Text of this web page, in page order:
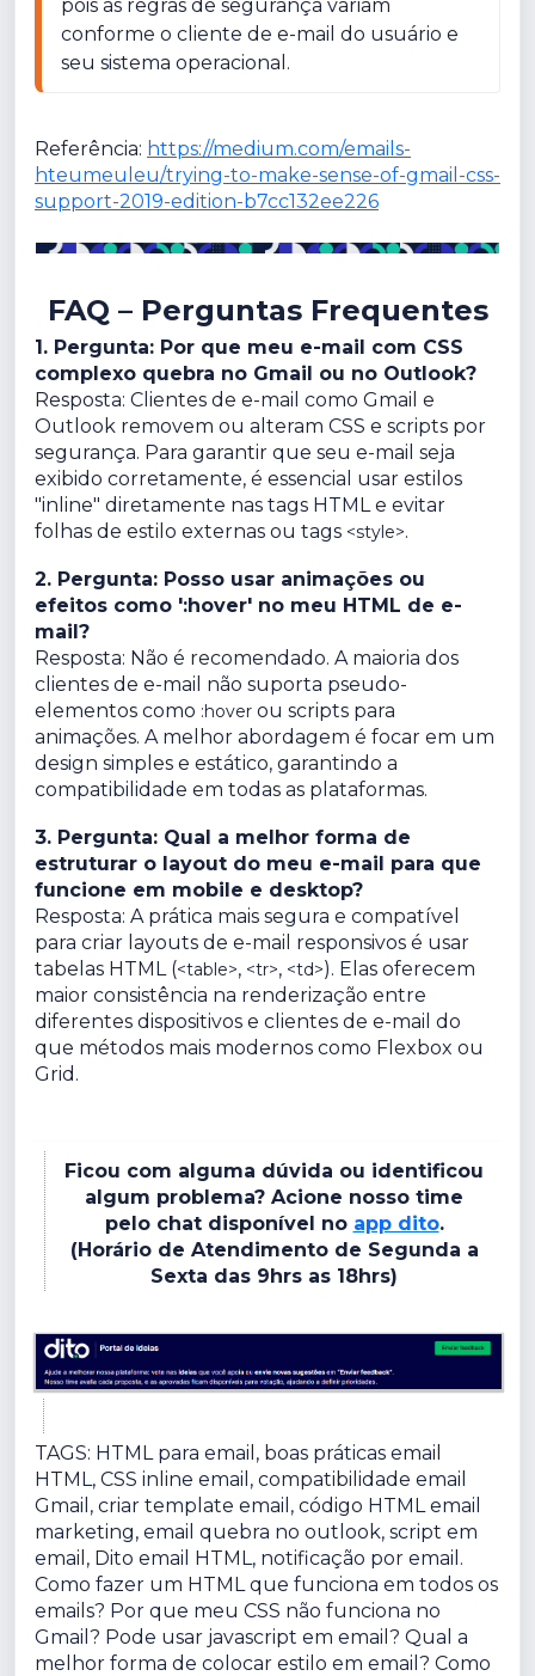
pois as regras de segurança variam
conforme o cliente de e-mail do usuário e
seu sistema operacional.
Referência: https://medium.com/emails-
hteumeuleu/trying-to-make-sense-of-gmail-css-
support-2019-edition-b7cc132ee226
FAQ – Perguntas Frequentes
1. Pergunta: Por que meu e-mail com CSS
complexo quebra no Gmail ou no Outlook?
Resposta: Clientes de e-mail como Gmail e
Outlook removem ou alteram CSS e scripts por
segurança. Para garantir que seu e-mail seja
exibido corretamente, é essencial usar estilos
"inline" diretamente nas tags HTML e evitar
folhas de estilo externas ou tags <style>.
2. Pergunta: Posso usar animações ou
efeitos como ':hover' no meu HTML de e-
mail?
Resposta: Não é recomendado. A maioria dos
clientes de e-mail não suporta pseudo-
elementos como :hover ou scripts para
animações. A melhor abordagem é focar em um
design simples e estático, garantindo a
compatibilidade em todas as plataformas.
3. Pergunta: Qual a melhor forma de
estruturar o layout do meu e-mail para que
funcione em mobile e desktop?
Resposta: A prática mais segura e compatível
para criar layouts de e-mail responsivos é usar
tabelas HTML (<table>, <tr>, <td>). Elas oferecem
maior consistência na renderização entre
diferentes dispositivos e clientes de e-mail do
que métodos mais modernos como Flexbox ou
Grid.
Ficou com alguma dúvida ou identificou
algum problema? Acione nosso time
pelo chat disponível no app dito.
(Horário de Atendimento de Segunda a
Sexta das 9hrs as 18hrs)
TAGS: HTML para email, boas práticas email
HTML, CSS inline email, compatibilidade email
Gmail, criar template email, código HTML email
marketing, email quebra no outlook, script em
email, Dito email HTML, notificação por email.
Como fazer um HTML que funciona em todos os
emails? Por que meu CSS não funciona no
Gmail? Pode usar javascript em email? Qual a
melhor forma de colocar estilo em email? Como